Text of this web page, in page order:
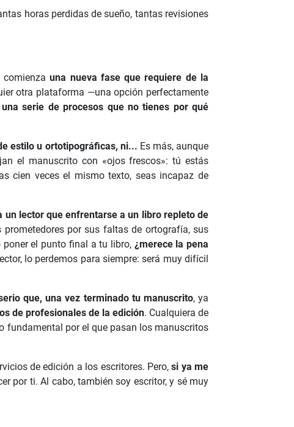
horas perdidas de sueño, tantas revisiones
comienzauna nueva fase que requiere de la
otra plataforma —una opción perfectamente
serie de procesos que no tienes por qué
estilo u ortotipográficas, ni... Es más, aunque
el manuscrito con «ojos frescos»: tú estás
cien veces el mismo texto, seas incapaz de
un lector que enfrentarse a un libro repleto de
por sus faltas de ortografía, sus
poner el punto final a tu libro, ¿merece la pena
lo perdemos para siempre: será muy difícil
que, una vez terminado tu manuscrito, ya
de profesionales de la edición. Cualquiera de
fundamental por el que pasan los manuscritos
de edición a los escritores. Pero,si ya me
por ti. Al cabo, también soy escritor, y sé muy